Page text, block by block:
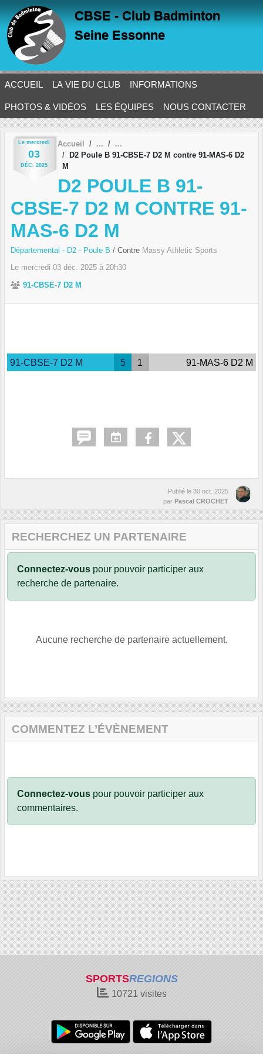
CBSE - Club Badminton
Seine Essonne
ACCUEIL LA VIE DU CLUB INFORMATIONS
PHOTOS & VIDÉOS LES ÉQUIPES NOUS CONTACTER
Le mercredi
03
DÉC. 2025
Accueil
D2 Poule B 91-CBSE-7 D2 M contre 91-MAS-6 D2
M
D2 POULE B 91-
CBSE-7 D2 M CONTRE 91-
MAS-6 D2 M
Départemental - D2 - Poule B / Contre Massy Athletic Sports
Le mercredi 03 déc. 2025 à 20h30
91-CBSE-7 D2 M
91-CBSE-7 D2 M 5 1 91-MAS-6 D2 M
Publié le 30 oct. 2025
par Pascal CROCHET
RECHERCHEZ UN PARTENAIRE
Connectez-vous pour pouvoir participer aux
recherche de partenaire.
Aucune recherche de partenaire actuellement.
COMMENTEZ L’ÉVÈNEMENT
Connectez-vous pour pouvoir participer aux
commentaires.
SPORTSREGIONS
10721 visites
Panneau de gestion des cookies